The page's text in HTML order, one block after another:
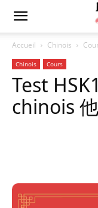
Accueil Chinois
Chinois Cours
Test
chinois